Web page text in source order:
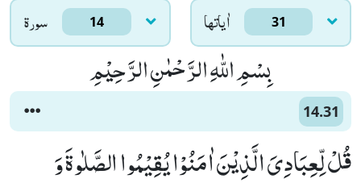
سورۃ 14 اٰياتها 31
بِسْمِ اللّٰهِ الرَّحْمٰنِ الرَّحِیْمِ
14.31
قُلْ لِّعِبَادِیَ الَّذِیْنَ اٰمَنُوْا یُقِیْمُوا الصَّلٰوةَ وَ